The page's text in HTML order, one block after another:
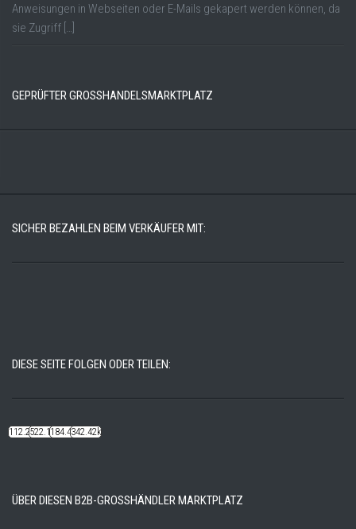
Anweisungen in Webseiten oder E-Mails gekapert werden können, da
sie Zugriff […]
GEPRÜFTER GROSSHANDELSMARKTPLATZ
SICHER BEZAHLEN BEIM VERKÄUFER MIT:
DIESE SEITE FOLGEN ODER TEILEN:
112.22k522.14k184.48k342.42k
ÜBER DIESEN B2B-GROSSHÄNDLER MARKTPLATZ